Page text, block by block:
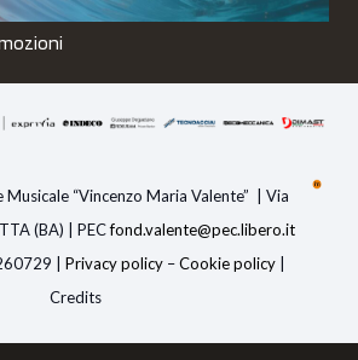
“Vincenzo Maria Valente” | Via
(BA) | PECfond.valente@pec.libero.it
|Privacy policy –Cookie policy
Credits